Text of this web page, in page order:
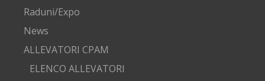
Raduni/Expo
News
ALLEVATORI CPAM
ELENCO ALLEVATORI